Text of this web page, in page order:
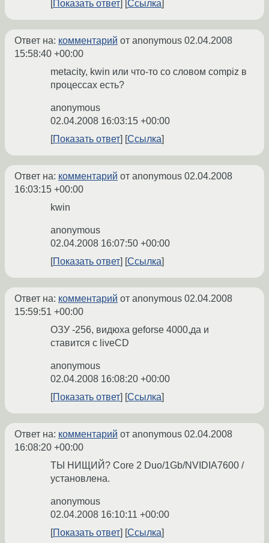
Показать ответ Ссылка
Ответ на: комментарий от anonymous 02.04.2008
15:58:40 +00:00
metacity, kwin или что-то со словом compiz в
процессах есть?
anonymous
02.04.2008 16:03:15 +00:00
Показать ответ
Ссылка
Ответ на: комментарий от anonymous 02.04.2008
16:03:15 +00:00
kwin
anonymous
02.04.2008 16:07:50 +00:00
Показать ответ
Ссылка
Ответ на: комментарий от anonymous 02.04.2008
15:59:51 +00:00
ОЗУ -256, видюха geforse 4000,да и
ставится с liveCD
anonymous
02.04.2008 16:08:20 +00:00
Показать ответ
Ссылка
Ответ на: комментарий от anonymous 02.04.2008
16:08:20 +00:00
ТЫ НИЩИЙ? Core 2 Duo/1Gb/NVIDIA7600 /
установлена.
anonymous
02.04.2008 16:10:11 +00:00
Показать ответ
Ссылка